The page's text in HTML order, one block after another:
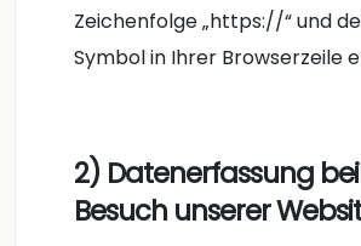
Zeichenfolge „https://“ und
Symbol in Ihrer Browserzeile
2) Datenerfassung
Besuch unserer